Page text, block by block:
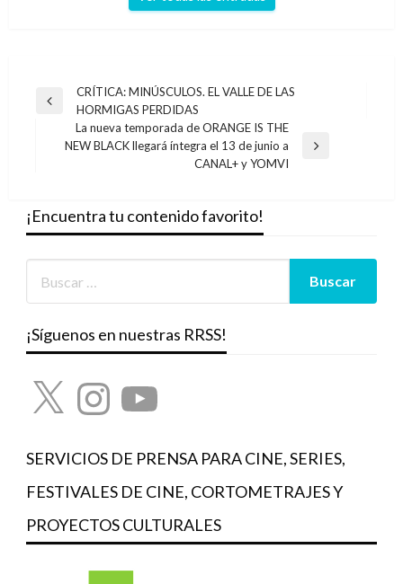
Navegación
entradas
Entrada
anterior
CRÍTICA: MINÚSCULOS. EL VALLE DE LAS
HORMIGAS PERDIDAS
Entrada
La nueva temporada de ORANGE IS THE
NEW BLACK llegará íntegra el 13 de junio a
CANAL+ y YOMVI
¡Encuentra tu contenido favorito!
¡Síguenos en nuestras RRSS!
X InstagramYouTube
SERVICIOS DE PRENSA PARA CINE, SERIES,
FESTIVALES DE CINE, CORTOMETRAJES Y
PROYECTOS CULTURALES